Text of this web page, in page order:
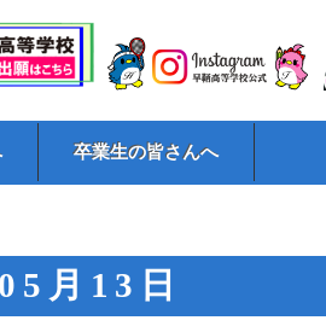
卒業生の皆さんへ
月13日